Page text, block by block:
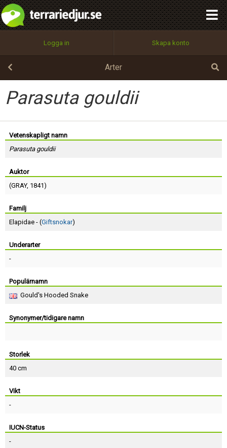
Logga in Skapa konto
Arter
Parasuta gouldii
Vetenskapligt namn
Parasuta gouldii
Auktor
(GRAY, 1841)
Familj
Elapidae - (Giftsnokar)
Underarter
-
Populärnamn
Gould's Hooded Snake
Synonymer/tidigare namn
Storlek
40 cm
Vikt
-
IUCN-Status
-
Utför
100%
OK
integritetspolicy
Namn:
Epost:
Lösenord:
Terms of Service
Begär nytt lösenord
Tillbaka till förstasidan